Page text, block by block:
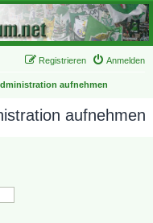
Anmelden
Registrieren
aufnehmen
aufnehmen